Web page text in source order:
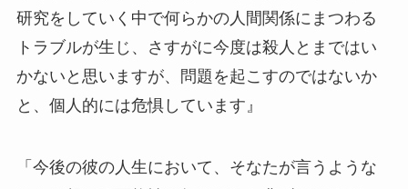
研究をしていく中で何らかの人間関係にまつわる
トラブルが生じ、さすがに今度は殺人とまではい
かないと思いますが、問題を起こすのではないか
と、個人的には危惧しています』
「今後の彼の人生において、そなたが言うような